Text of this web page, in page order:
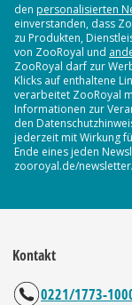
den personalisierten
einverstanden, dass
zu Produkten,
von ZooRoyal und
ZooRoyal darf zur
Klicks auf enthaltene
verarbeitet ZooRoyal
Informationen zur
den
jederzeit mit Wirkung
Ende eines jeden
zooroyal.de/
Kontakt
0221/1773-